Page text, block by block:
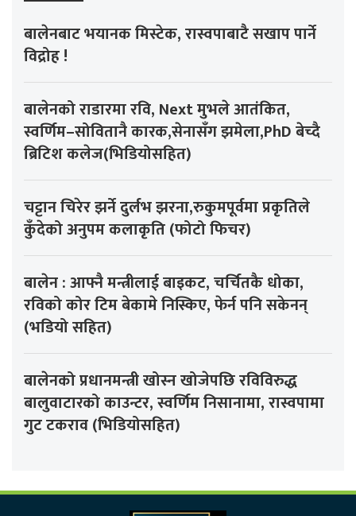
बालेनबाट भयानक मिस्टेक, रास्वपाबाटै सखाप पार्ने
विद्रोह !
बालेनको राडारमा रवि, Next मुभले आतंकित,
स्वर्णिम–सोवितानै कारक,सेनासँग झमेला,PhD बेच्दै
ब्रिटिश कलेज(भिडियोसहित)
चट्टान चिरेर झर्ने दुर्लभ झरना,रुकुमपूर्वमा प्रकृतिले
कुँदेको अनुपम कलाकृति (फोटो फिचर)
बालेन : आफ्नै मन्त्रीलाई बाइकट, चर्चितकै धोका,
रविको कोर टिम बेकामे निस्किए, फेर्न पनि सकेनन्
(भडियो सहित)
बालेनको प्रधानमन्त्री खोस्न खोजेपछि रविविरुद्ध
बालुवाटारको काउन्टर, स्वर्णिम निसानामा, रास्वपामा
गुट टकराव (भिडियोसहित)